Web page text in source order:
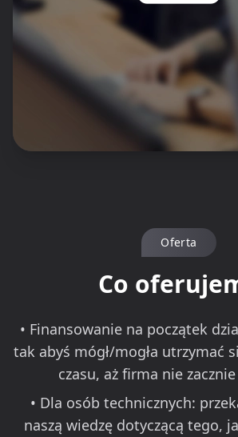
Oferta
Co
• Finansowanie na początek
tak abyś mógł/mogła utrzymać
czasu, aż firma nie
• Dla osób technicznych:
naszą wiedzę dotyczącą tego,